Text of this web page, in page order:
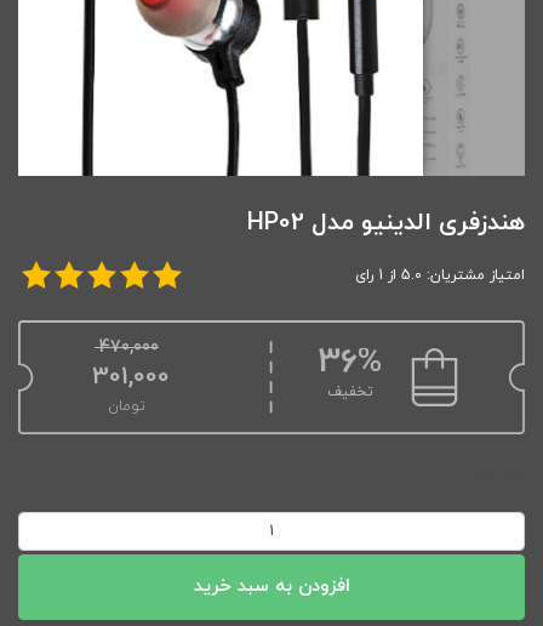
هندزفری الدینیو مدل HP02
امتیاز مشتریان: 5.0 از 1 رای
36%
تخفیف
470,000
301,000
تومان
الدینیو
HP02
افزودن به سبد خرید